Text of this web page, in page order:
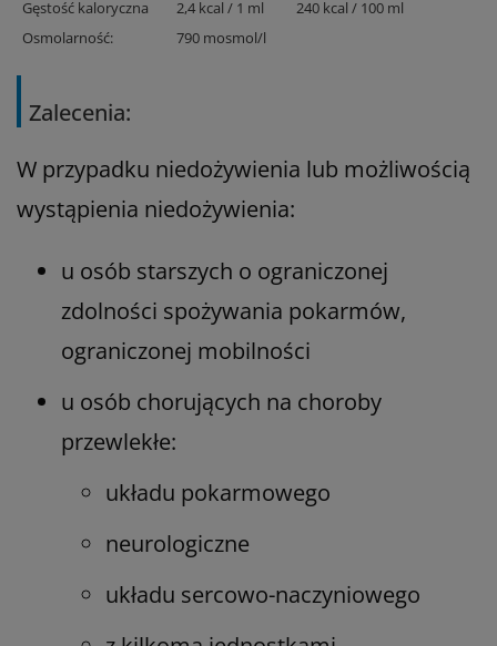
Gęstość kaloryczna 2,4 kcal / 1 ml
240 kcal / 100 ml
Osmolarność:
790 mosmol/l
Zalecenia:
W przypadku niedożywienia lub możliwością
wystąpienia niedożywienia:
u osób starszych o ograniczonej
zdolności spożywania pokarmów,
ograniczonej mobilności
u osób chorujących na choroby
przewlekłe:
układu pokarmowego
neurologiczne
układu sercowo-naczyniowego